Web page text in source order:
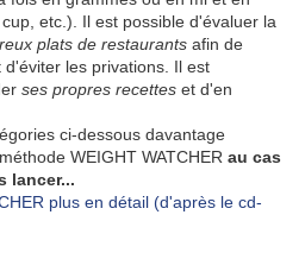
etc.). Il est possible d'évaluer la
plats de restaurants afin de
les privations. Il est
ses propres recettes et d'en
ci-dessous davantage
WEIGHT WATCHER au cas
lancer...
plus en détail (d'après le cd-